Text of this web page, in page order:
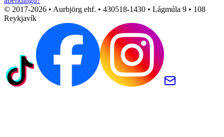
© 2017-2026 • Aurbjörg ehf. • 430518-1430 • Lágmúla 9 • 108
Reykjavík